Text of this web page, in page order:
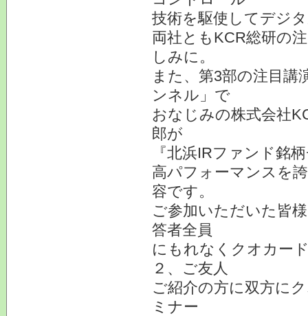
技術を駆使してデジ
両社ともKCR総研の
しみに。
また、第3部の注目
ンネル」で
おなじみの株式会社
郎が
『北浜IRファンド銘
高パフォーマンスを
容です。
ご参加いただいた皆
答者全員
にもれなくクオカー
２、ご友人
ご紹介の方に双方に
ミナー